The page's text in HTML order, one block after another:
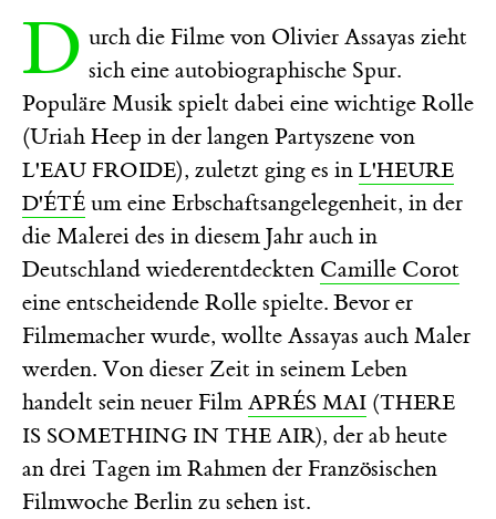
D urch die Filme von Olivier Assayas zieht
sich eine autobiographische Spur.
Populäre Musik spielt dabei eine wichtige Rolle
(Uriah Heep in der langen Partyszene von
L'EAU FROIDE), zuletzt ging es in L'HEURE
D'ÉTÉ um eine Erbschaftsangelegenheit, in der
die Malerei des in diesem Jahr auch in
Deutschland wiederentdeckten Camille Corot
eine entscheidende Rolle spielte. Bevor er
Filmemacher wurde, wollte Assayas auch Maler
werden. Von dieser Zeit in seinem Leben
handelt sein neuer Film APRÉS MAI (THERE
IS SOMETHING IN THE AIR), der ab heute
an drei Tagen im Rahmen der Französischen
Filmwoche Berlin zu sehen ist.